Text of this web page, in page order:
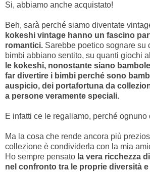
Si, abbiamo anche acquistato!
Beh, sarà perché siamo diventate
kokeshi vintage hanno un fascino
romantici. Sarebbe poetico sognare su
bimbi abbiano sentito, su quanti giochi
le kokeshi, nonostante siano
far divertire i bimbi perché sono
auspicio, dei portafortuna da
a persone veramente speciali.
E infatti ce le regaliamo, perché ognuno
Ma la cosa che rende ancora più
collezione è condividerla con la mia
Ho sempre pensato la vera ricchezza
nel confronto tra le proprie diversità